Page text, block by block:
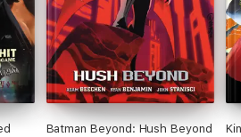
Batman Beyond: Hush Beyond